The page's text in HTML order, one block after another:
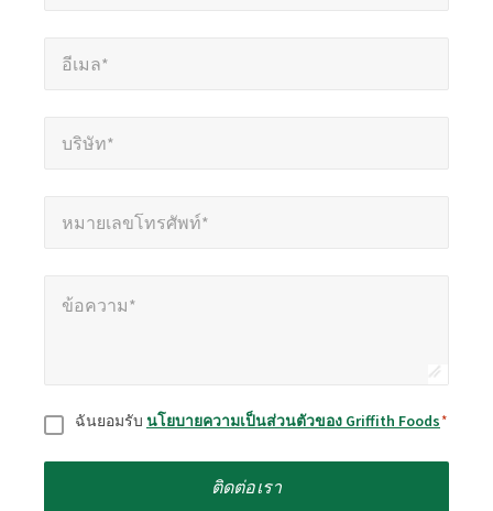
อีเมล*
บริษัท*
หมายเลขโทรศัพท์*
ข้อความ*
ยินยอมฉันยอมรับ นโยบายความเป็นส่วนตัวของ Griffith Foods*
ติดต่อเรา